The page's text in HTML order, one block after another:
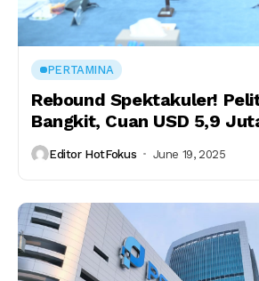
PERTAMINA
Rebound Spektakuler!
Bangkit, Cuan USD 5,9
Editor HotFokus June 19, 2025